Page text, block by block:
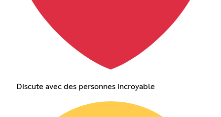
Discute avec des personnes incroyable